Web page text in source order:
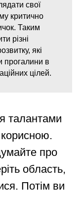
свої
критично
Таким
різні
які
прогалини в
цілей.
талантами
про
область,
Потім ви